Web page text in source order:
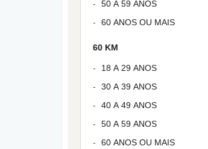
50 A 59 ANOS
60 ANOS OU MAIS
60 KM
18 A 29 ANOS
30 A 39 ANOS
40 A 49 ANOS
50 A 59 ANOS
60 ANOS OU MAIS